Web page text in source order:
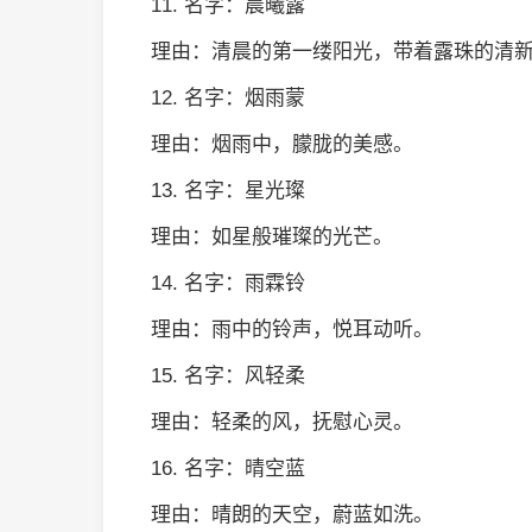
11. 名字：晨曦露
理由：清晨的第一缕阳光，带着露珠的清
12. 名字：烟雨蒙
理由：烟雨中，朦胧的美感。
13. 名字：星光璨
理由：如星般璀璨的光芒。
14. 名字：雨霖铃
理由：雨中的铃声，悦耳动听。
15. 名字：风轻柔
理由：轻柔的风，抚慰心灵。
16. 名字：晴空蓝
理由：晴朗的天空，蔚蓝如洗。